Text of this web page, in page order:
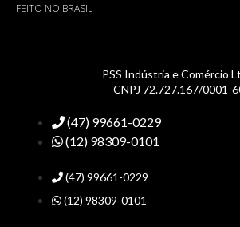
FEITO NO BRASIL
PSS Indústria e Comércio
CNPJ 72.727.167/0001-
(47) 99661-0229
(12) 98309-0101
(47) 99661-0229
(12) 98309-0101